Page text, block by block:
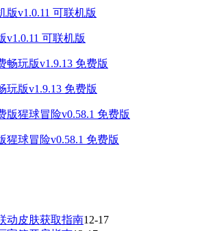
v1.0.11 可联机版
玩版v1.9.13 免费版
猩球冒险v0.58.1 免费版
动皮肤获取指南12-17